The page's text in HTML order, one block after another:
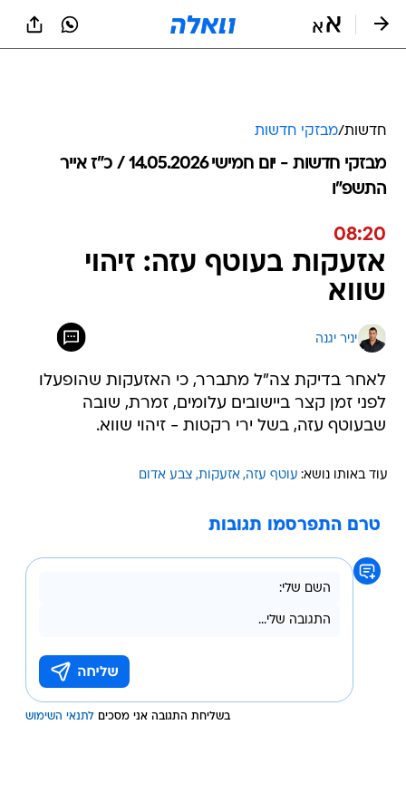
חדשות/מבזקי חדשות
מבזקי חדשות - יום חמישי 14.05.2026 / כ״ז אייר
התשפ"ו
08:20
אזעקות בעוטף עזה: זיהוי
שווא
יניר יגנה
לאחר בדיקת צה"ל מתברר, כי האזעקות שהופעלו
לפני זמן קצר ביישובים עלומים, זמרת, שובה
שבעוטף עזה, בשל ירי רקטות - זיהוי שווא.
עוד באותו נושא: עוטף עזה אזעקות צבע אדום
טרם התפרסמו תגובות
בשליחת התגובה אני מסכים לתנאי השימוש